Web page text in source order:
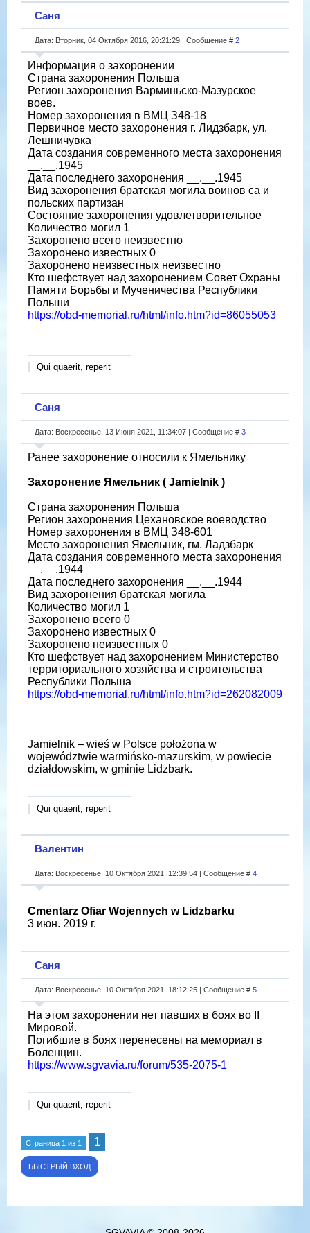
Саня
Дата: Вторник, 04 Октября 2016, 20:21:29 | Сообщение # 2
Информация о захоронении
Страна захоронения Польша
Регион захоронения Варминьско-Мазурское
воев.
Номер захоронения в ВМЦ З48-18
Первичное место захоронения г. Лидзбарк, ул.
Лешничувка
Дата создания современного места захоронения
__.__.1945
Дата последнего захоронения __.__.1945
Вид захоронения братская могила воинов са и
польских партизан
Состояние захоронения удовлетворительное
Количество могил 1
Захоронено всего неизвестно
Захоронено известных 0
Захоронено неизвестных неизвестно
Кто шефствует над захоронением Совет Охраны
Памяти Борьбы и Мученичества Республики
Польши
https://obd-memorial.ru/html/info.htm?id=86055053
Qui quaerit, reperit
Саня
Дата: Воскресенье, 13 Июня 2021, 11:34:07 | Сообщение # 3
Ранее захоронение относили к Ямельнику
Захоронение Ямельник ( Jamielnik )
Страна захоронения Польша
Регион захоронения Цехановское воеводство
Номер захоронения в ВМЦ З48-601
Место захоронения Ямельник, гм. Ладзбарк
Дата создания современного места захоронения
__.__.1944
Дата последнего захоронения __.__.1944
Вид захоронения братская могила
Количество могил 1
Захоронено всего 0
Захоронено известных 0
Захоронено неизвестных 0
Кто шефствует над захоронением Министерство
территориального хозяйства и строительства
Республики Польша
https://obd-memorial.ru/html/info.htm?id=262082009
Jamielnik – wieś w Polsce położona w
województwie warmińsko-mazurskim, w powiecie
działdowskim, w gminie Lidzbark.
Qui quaerit, reperit
Валентин
Дата: Воскресенье, 10 Октября 2021, 12:39:54 | Сообщение # 4
Cmentarz Ofiar Wojennych w Lidzbarku
3 июн. 2019 г.
Саня
Дата: Воскресенье, 10 Октября 2021, 18:12:25 | Сообщение # 5
На этом захоронении нет павших в боях во II
Мировой.
Погибшие в боях перенесены на мемориал в
Боленцин.
https://www.sgvavia.ru/forum/535-2075-1
Qui quaerit, reperit
Страница 1 из 1 1